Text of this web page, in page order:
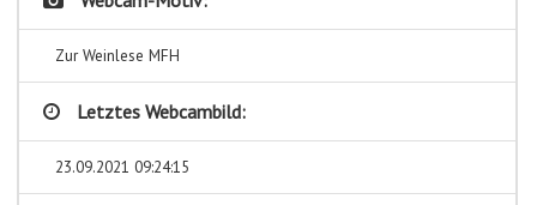
Zur Weinlese MFH
Letztes Webcambild:
23.09.2021 09:24:15